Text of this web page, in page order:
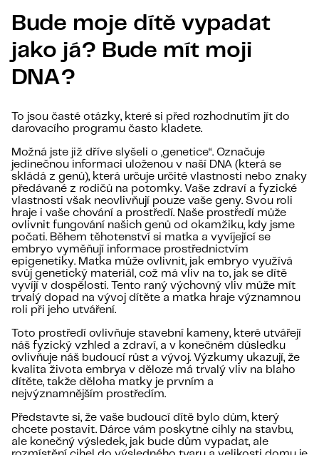
Bude moje dítě vypadat
jako já? Bude mít moji
DNA?
To jsou časté otázky, které si před rozhodnutím jít do
darovacího programu často kladete.
Možná jste již dříve slyšeli o „genetice“. Označuje
jedinečnou informaci uloženou v naší DNA (která se
skládá z genů), která určuje určité vlastnosti nebo znaky
předávané z rodičů na potomky. Vaše zdraví a fyzické
vlastnosti však neovlivňují pouze vaše geny. Svou roli
hraje i vaše chování a prostředí. Naše prostředí může
ovlivnit fungování našich genů od okamžiku, kdy jsme
počati. Během těhotenství si matka a vyvíjející se
embryo vyměňují informace prostřednictvím
epigenetiky. Matka může ovlivnit, jak embryo využívá
svůj genetický materiál, což má vliv na to, jak se dítě
vyvíjí v dospělosti. Tento raný výchovný vliv může mít
trvalý dopad na vývoj dítěte a matka hraje významnou
roli při jeho utváření.
Toto prostředí ovlivňuje stavební kameny, které utvářejí
náš fyzický vzhled a zdraví, a v konečném důsledku
ovlivňuje náš budoucí růst a vývoj. Výzkumy ukazují, že
kvalita života embrya v děloze má trvalý vliv na blaho
dítěte, takže děloha matky je prvním a
nejvýznamnějším prostředím.
Představte si, že vaše budoucí dítě bylo dům, který
chcete postavit. Dárce vám poskytne cihly na stavbu,
ale konečný výsledek, jak bude dům vypadat, ale